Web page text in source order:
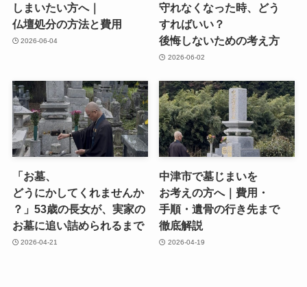
しまいたい方​へ​｜
仏壇処分の​方​法と​費用
2026-06-04
守れなくなった​時、​どう​
すれば​いい？​
後悔しないための​考え方
2026-06-02
「お墓、​
どうにかしてくれませんか
？」​53歳の​長女が、​実家の​
お墓に​追い​詰められるまで
2026-04-21
中津市で​墓じまいを​
お考えの​方​へ​｜費用・
手順・遺骨の​行き先まで​
徹底解説
2026-04-19